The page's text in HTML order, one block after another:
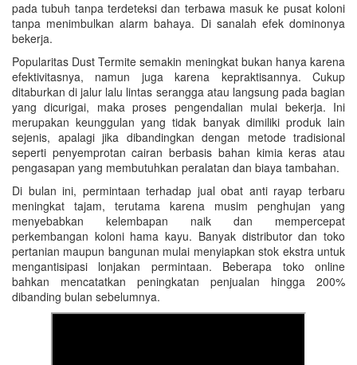
pada tubuh tanpa terdeteksi dan terbawa masuk ke pusat koloni
tanpa menimbulkan alarm bahaya. Di sanalah efek dominonya
bekerja.
Popularitas Dust Termite semakin meningkat bukan hanya karena
efektivitasnya, namun juga karena kepraktisannya. Cukup
ditaburkan di jalur lalu lintas serangga atau langsung pada bagian
yang dicurigai, maka proses pengendalian mulai bekerja. Ini
merupakan keunggulan yang tidak banyak dimiliki produk lain
sejenis, apalagi jika dibandingkan dengan metode tradisional
seperti penyemprotan cairan berbasis bahan kimia keras atau
pengasapan yang membutuhkan peralatan dan biaya tambahan.
Di bulan ini, permintaan terhadap jual obat anti rayap terbaru
meningkat tajam, terutama karena musim penghujan yang
menyebabkan kelembapan naik dan mempercepat
perkembangan koloni hama kayu. Banyak distributor dan toko
pertanian maupun bangunan mulai menyiapkan stok ekstra untuk
mengantisipasi lonjakan permintaan. Beberapa toko online
bahkan mencatatkan peningkatan penjualan hingga 200%
dibanding bulan sebelumnya.